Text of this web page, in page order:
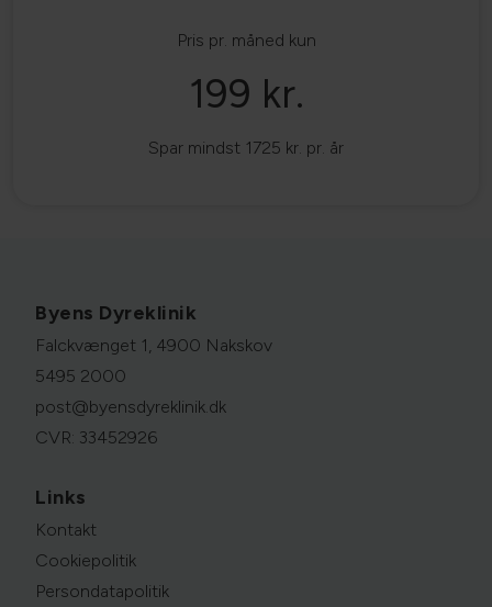
Pris pr. måned kun
199 kr.
Spar mindst 1725 kr. pr. år
Byens Dyreklinik
Falckvænget 1, 4900 Nakskov
5495 2000
post@byensdyreklinik.dk
CVR: 33452926
Links
Kontakt
Cookiepolitik
Persondatapolitik